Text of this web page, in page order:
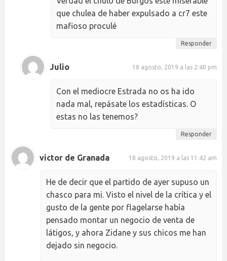
que chulea de haber expulsado a cr7 este
mafioso proculé
Responder
Julio 18 agosto, 2019 a las 2:40 pm
Con el mediocre Estrada no os ha ido
nada mal, repásate los estadísticas. O
estas no las tenemos?
Responder
victor de Granada 18 agosto, 2019 a las 11:42 am
He de decir que el partido de ayer supuso un
chasco para mi. Visto el nivel de la crítica y el
gusto de la gente por flagelarse había
pensado montar un negocio de venta de
látigos, y ahora Zidane y sus chicos me han
dejado sin negocio.